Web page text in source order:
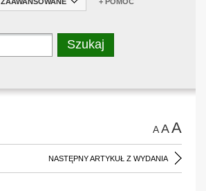
AAA
NASTĘPNY ARTYKUŁ Z WYDANIA